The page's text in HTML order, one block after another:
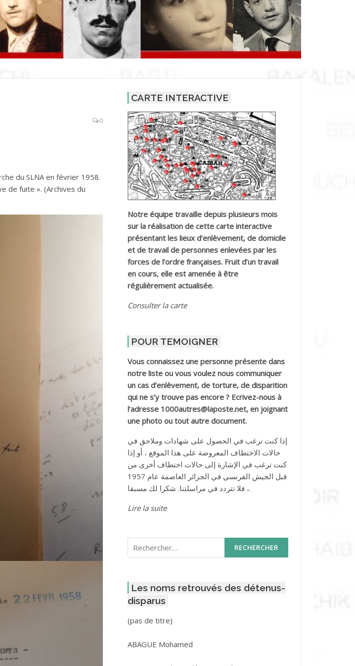
0
du SLNA en février 1958.
de fuite ». (Archives du
CARTE INTERACTIVE
Notre équipe travaille depuis plusieurs mois
sur la réalisation de cette carte interactive
présentant les lieux d’enlèvement, de domicile
et de travail de personnes enlevées par les
forces de l’ordre françaises. Fruit d’un travail
en cours, elle est amenée à être
régulièrement actualisée.
Consulter la carte
POUR TEMOIGNER
Vous connaissez une personne présente dans
notre liste ou vous voulez nous communiquer
un cas d’enlèvement, de torture, de disparition
qui ne s’y trouve pas encore ? Ecrivez-nous à
l’adresse 1000autres@laposte.net, en joignant
une photo ou tout autre document.
إذا كنت ترغب في الحصول على شهادات وملاحق في
حالات الاختطاف المعروضة على هذا الموقع ، أو إذا
كنت ترغب في الإشارة إلى حالات اختطاف أخرى من
قبل الجيش الفرنسي في الجزائر العاصمة عام 1957
، فلا تتردد في مراسلتنا. شكرا لك مسبقا.
Lire la suite
Rechercher :
Les noms retrouvés des détenus-
disparus
(pas de titre)Post
3416
ABAGUE Mohamed